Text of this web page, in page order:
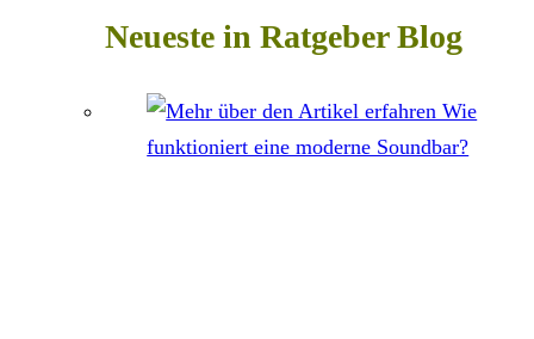
Neueste in Ratgeber Blog